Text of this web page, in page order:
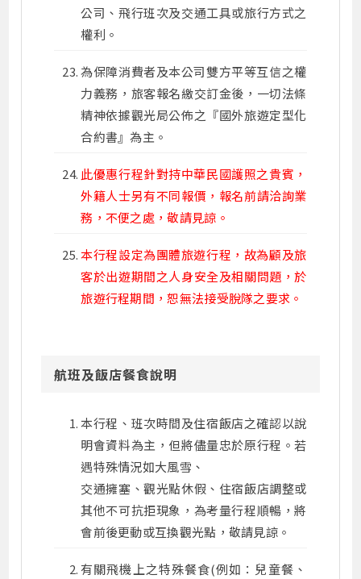
公司、飛行班次及交通工具或旅行方式之
權利。
為保障消費者及本公司雙方平等互信之權
力義務，旅客報名繳交訂金後，一切法條
精神依據觀光局公佈之『國外旅遊定型化
合約書』為主。
此優惠行程針對持中華民國護照之貴賓，
外籍人士另有不同報價，報名前請洽詢業
務，不便之處，敬請見諒。
本行程設定為團體旅遊行程，故為顧及旅
客於出遊期間之人身安全及相關問題，於
旅遊行程期間，恕無法接受脫隊之要求。
航班及飯店餐食說明
本行程、班次時間及住宿飯店之確認以說
明會資料為主，但將儘量忠於原行程。若
遇特殊情況如大風雪、
交通擁塞、觀光點休假、住宿飯店調整或
其他不可抗拒現象，為考量行程順暢，將
會前後更動或互換觀光點，敬請見諒。
有關飛機上之特殊餐食(例如：兒童餐、